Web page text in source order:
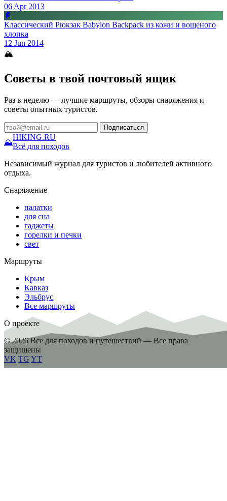
06 Apr 2013
📄
Классический Рюкзак Babylon Backpack из кожи и вощеного
хлопка
12 Jun 2014
🏔
Советы в твой почтовый ящик
Раз в неделю — лучшие маршруты, обзоры снаряжения и
советы опытных туристов.
Подписаться
⛰
HIKING.RU
Всё для походов
Независимый журнал для туристов и любителей активного
отдыха.
Снаряжение
палатки
для сна
гаджеты
горелки и печки
свет
Маршруты
Крым
Кавказ
Эльбрус
Все маршруты
О проекте
© 2026 Все для походов и путешествий — Все права
защищены
VK TG YT